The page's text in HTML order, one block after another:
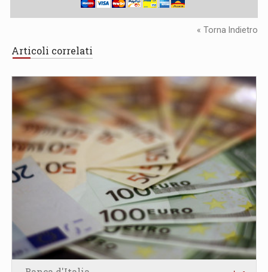
« Torna Indietro
Articoli correlati